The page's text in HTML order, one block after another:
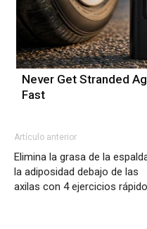
Never Get Stranded
Fast
Artículo anterior
Elimina la grasa de la
la adiposidad debajo de las
axilas con 4 ejercicios